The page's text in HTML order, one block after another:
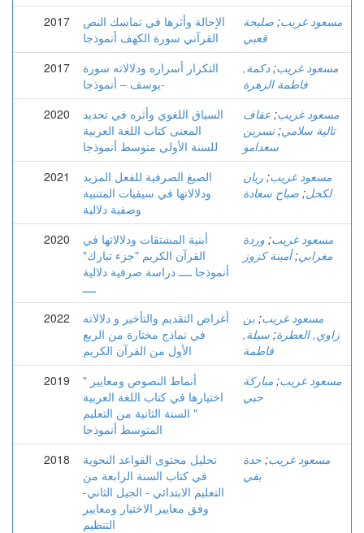
2017
الإحالة وأثرها في تماسك النص
القرآني سورة الكهف أنموذجا
مسعود غريب; صليحة
قعبي
2017
التكرار أسراره ودلالاته سورة
يوسف – أنموذجا-
مسعود غريب; دكمة,
فاطمة الزهرة
2020
السياق اللغوي وأثره في تحديد
المعنى كتاب اللغة العربية
للسنة الأولى متوسط أنموذجا
مسعود غريب; عفاف
تالية سلامي;نسرين
سعدامو
2021
الصيغ الصرفية للفعل المزيد
ودلالاتها في سيفيات المتنبية
وصفية دلالية
مسعود غريب; ريان
لكحل; صباح سعادة
2020
أبنية المشتقات ودلالاتها في
القرآن الكريم "جزء تبارك"
أنموذجا ــــ دراسة صرفية دلالية
ــــ
مسعود غريب; وردة
مغرابي;أمينة كزوز
2022
أغراض التقديم والتأخير و دلالاته
في نماذج مختارة من الربع
الأول من القرآن الكريم
مسعود غريب; بن
زاوي, العطرة; سيلة,
فاطمة
2019
" أنماط النصوص ومعايير
اختيارها في كتاب اللغة العربية
" السنة الثانية من التعليم
المتوسط أنموذجا
مسعود غريب; مباركة
حبي
2018
تحليل محتوى القواعد النحوية
في كتاب السنة الرابعة من
التعليم الابتدائي - الجيل الثاني-
وفق معايير الاختيار ومعايير
التنظيم
مسعود غريب; حدة
بقي